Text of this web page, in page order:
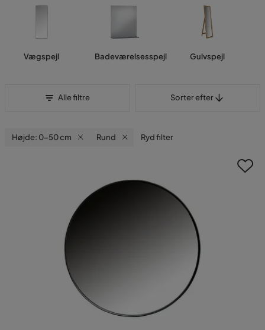
Vægspejl Badeværelsesspejl Gulvspejl
Alle filtre Sorter efter
Højde: 0-50 cm Rund Ryd filter